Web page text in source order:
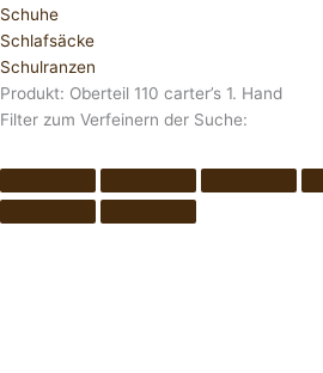
Schuhe
Schlafsäcke
Schulranzen
Produkt: Oberteil 110 carter’s 1. Hand
Filter zum Verfeinern der Suche: